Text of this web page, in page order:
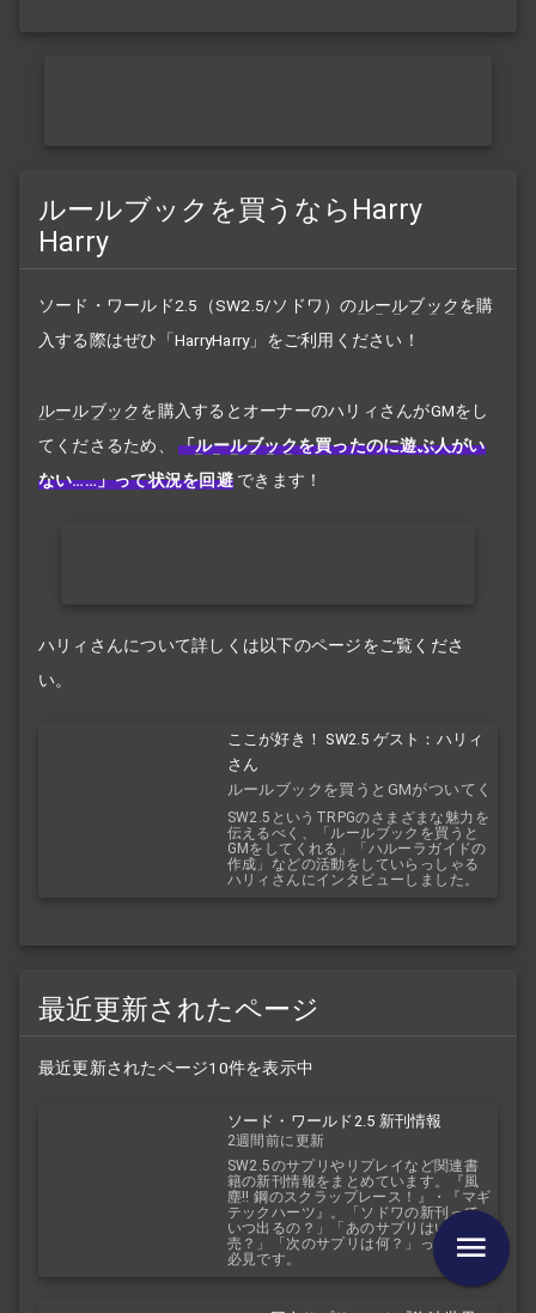
ルールブックを買うならHarry
Harry
ソード・ワールド2.5（SW2.5/ソドワ）のルールブックを購
入する際はぜひ「HarryHarry」をご利用ください！
ルールブックを購入するとオーナーのハリィさんがGMをし
てくださるため、
「ルールブックを買ったのに遊ぶ人がい
ない……」って状況を回避 できます！
ハリィさんについて詳しくは以下のページをご覧くださ
い。
ここが好き！ SW2.5 ゲスト：ハリィ
さん
ルールブックを買うとGMがついてく
る！？
SW2.5というTRPGのさまざまな魅力を
伝えるべく、「ルールブックを買うと
GMをしてくれる」「ハルーラガイドの
作成」などの活動をしていらっしゃる
ハリィさんにインタビューしました。
最近更新されたページ
最近更新されたページ10件を表示中
ソード・ワールド2.5 新刊情報
2週間前に更新
SW2.5のサプリやリプレイなど関連書
籍の新刊情報をまとめています。『風
塵!! 鋼のスクラップレース！』・『マギ
テックハーツ』。「ソドワの新刊って
いつ出るの？」「あのサプリはいつ発
売？」「次のサプリは何？」って方、
必見です。